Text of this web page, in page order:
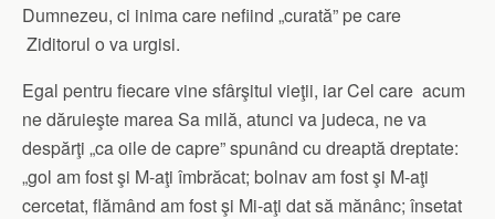
Dumnezeu, ci inima care nefiind „curată” pe care
Ziditorul o va urgisi.
Egal pentru fiecare vine sfârşitul vieţii, iar Cel care acum
ne dăruieşte marea Sa milă, atunci va judeca, ne va
despărţi „ca oile de capre” spunând cu dreaptă dreptate:
„gol am fost şi M-aţi îmbrăcat; bolnav am fost şi M-aţi
cercetat, flămând am fost şi Mi-aţi dat să mănânc; însetat